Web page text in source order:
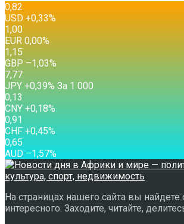
0,82
USD +0,33%
1,00
EUR 0,00%
1,15
GBP –1,03%
7,77
JPY +0,39% За 1 000
0,13
CNY +0,18%
0,91
CHF +0,45%
0,65
AUD –1,57%
На страницах нашего сайта вы найдете
интересного. Заходите, читайте,